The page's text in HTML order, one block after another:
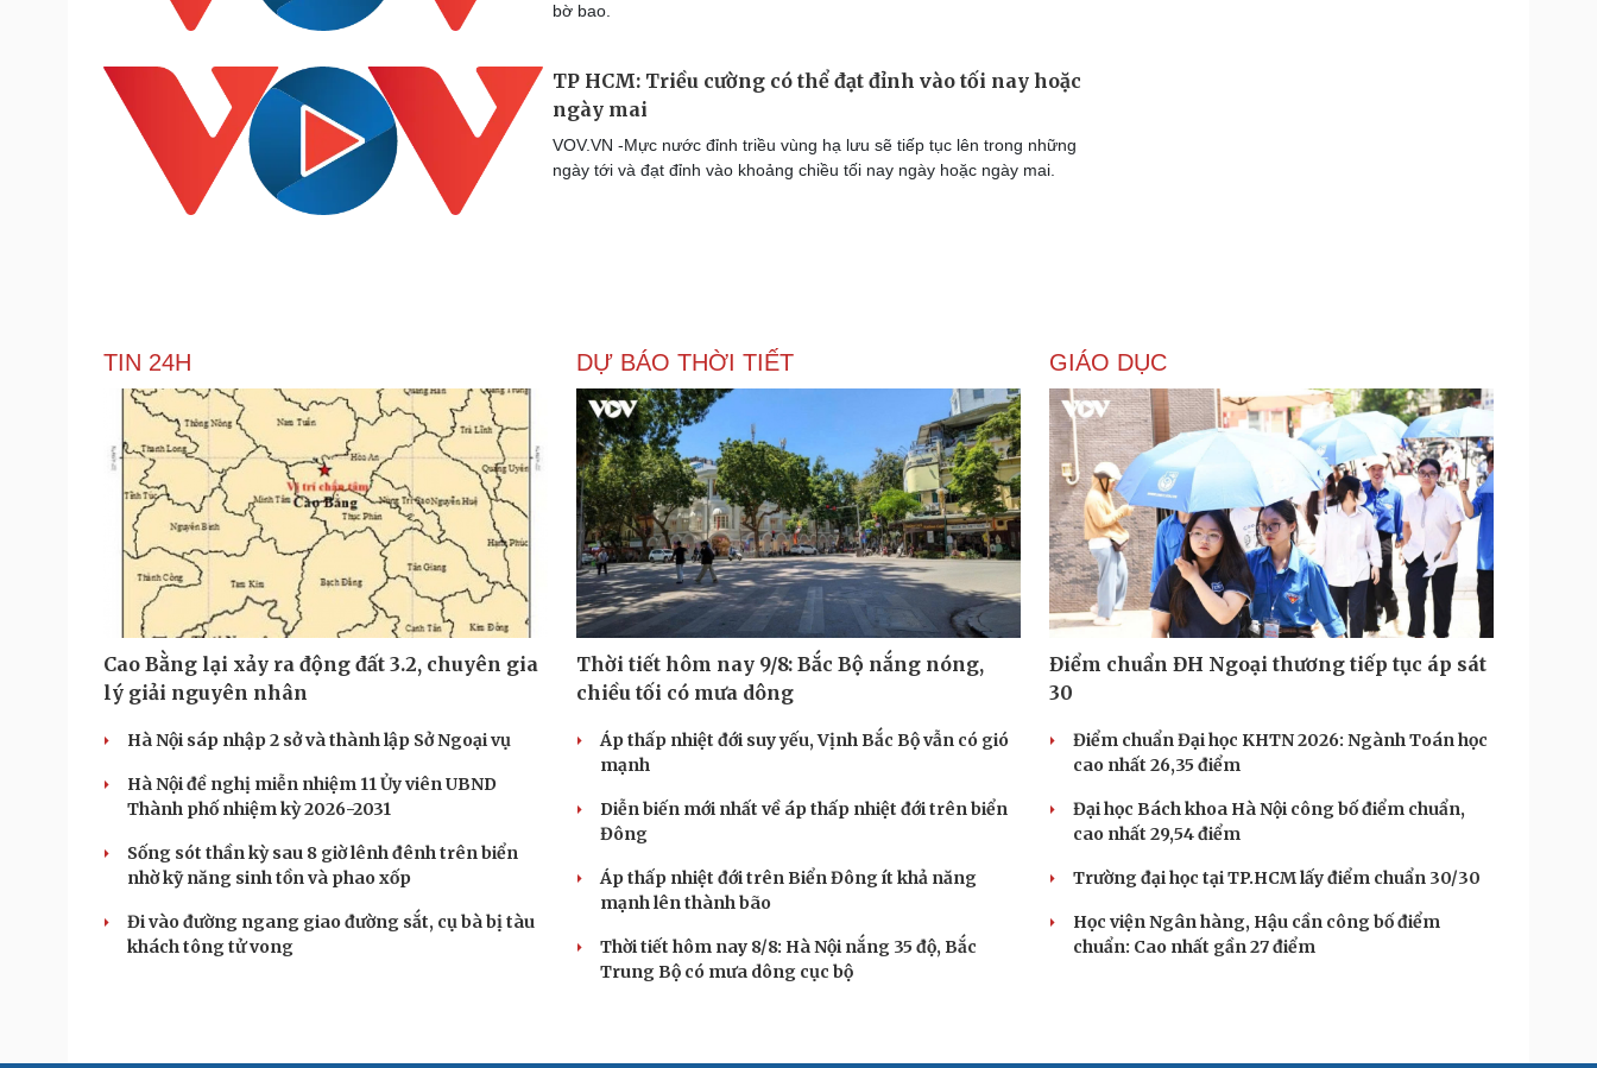
bờ bao.
TP HCM: Triều cường có thể đạt đỉnh vào tối nay hoặc
ngày mai
VOV.VN -Mực nước đỉnh triều vùng hạ lưu sẽ tiếp tục lên trong những
ngày tới và đạt đỉnh vào khoảng chiều tối nay ngày hoặc ngày mai.
TIN 24H
Cao Bằng lại xảy ra động đất 3.2, chuyên gia
lý giải nguyên nhân
Hà Nội sáp nhập 2 sở và thành lập Sở Ngoại vụ
Hà Nội đề nghị miễn nhiệm 11 Ủy viên UBND
Thành phố nhiệm kỳ 2026-2031
Sống sót thần kỳ sau 8 giờ lênh đênh trên biển
nhờ kỹ năng sinh tồn và phao xốp
Đi vào đường ngang giao đường sắt, cụ bà bị tàu
khách tông tử vong
DỰ BÁO THỜI TIẾT
Thời tiết hôm nay 9/8: Bắc Bộ nắng nóng,
chiều tối có mưa dông
Áp thấp nhiệt đới suy yếu, Vịnh Bắc Bộ vẫn có gió
mạnh
Diễn biến mới nhất về áp thấp nhiệt đới trên biển
Đông
Áp thấp nhiệt đới trên Biển Đông ít khả năng
mạnh lên thành bão
Thời tiết hôm nay 8/8: Hà Nội nắng 35 độ, Bắc
Trung Bộ có mưa dông cục bộ
GIÁO DỤC
Điểm chuẩn ĐH Ngoại thương tiếp tục áp sát
30
Điểm chuẩn Đại học KHTN 2026: Ngành Toán học
cao nhất 26,35 điểm
Đại học Bách khoa Hà Nội công bố điểm chuẩn,
cao nhất 29,54 điểm
Trường đại học tại TP.HCM lấy điểm chuẩn 30/30
Học viện Ngân hàng, Hậu cần công bố điểm
chuẩn: Cao nhất gần 27 điểm